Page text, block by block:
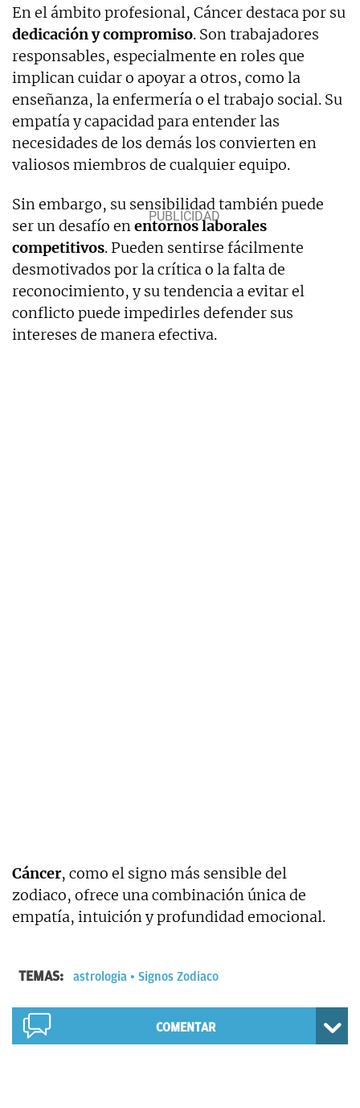
En el ámbito profesional, Cáncer destaca por su
dedicación y compromiso. Son trabajadores
responsables, especialmente en roles que
implican cuidar o apoyar a otros, como la
enseñanza, la enfermería o el trabajo social. Su
empatía y capacidad para entender las
necesidades de los demás los convierten en
valiosos miembros de cualquier equipo.
Sin embargo, su sensibilidad también puede
ser un desafío enentornos laborales
competitivos. Pueden sentirse fácilmente
desmotivados por la crítica o la falta de
reconocimiento, y su tendencia a evitar el
conflicto puede impedirles defender sus
intereses de manera efectiva.
Cáncer, como el signo más sensible del
zodiaco, ofrece una combinación única de
empatía, intuición y profundidad emocional.
TEMAS: astrologia Signos Zodiaco
COMENTAR